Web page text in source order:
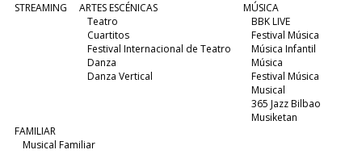
STREAMING
ARTES ESCÉNICAS
Teatro
Cuartitos
Festival Internacional de Teatro
Danza
Danza Vertical
MÚSICA
BBK LIVE
Festival Música
Música Infantil
Música
Festival Música
Musical
365 Jazz Bilbao
Musiketan
FAMILIAR
Musical Familiar